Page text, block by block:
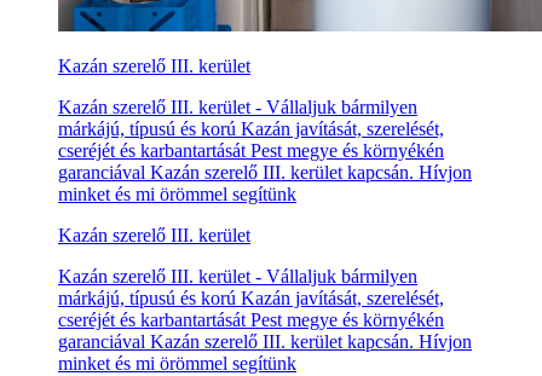
Kazán szerelő III. kerület
Kazán szerelő III. kerület - Vállaljuk bármilyen
márkájú, típusú és korú Kazán javítását, szerelését,
cseréjét és karbantartását Pest megye és környékén
garanciával Kazán szerelő III. kerület kapcsán. Hívjon
minket és mi örömmel segítünk
Kazán szerelő III. kerület
Kazán szerelő III. kerület - Vállaljuk bármilyen
márkájú, típusú és korú Kazán javítását, szerelését,
cseréjét és karbantartását Pest megye és környékén
garanciával Kazán szerelő III. kerület kapcsán. Hívjon
minket és mi örömmel segítünk